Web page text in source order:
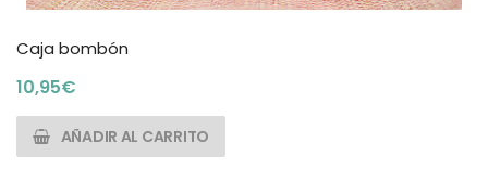
Caja bombón
10,95€
AÑADIR AL CARRITO